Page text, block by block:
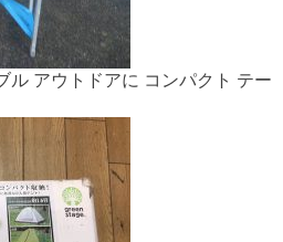
ル アウトドアに コンパクト テー